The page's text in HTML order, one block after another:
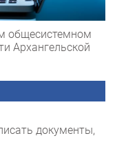
общесистемном
Архангельской
документы,